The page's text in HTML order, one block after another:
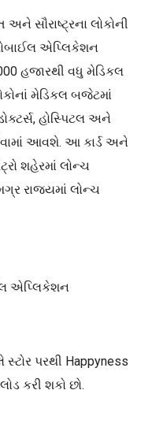
સૌરાષ્ટ્રના લોકોની
એપ્લિકેશન
હજારથી વધુ મેડિકલ
મેડિકલ બજેટમાં
હોસ્પિટલ અને
આવશે. આ કાર્ડ અને
શહેરમાં લોન્ચ
રાજ્યમાં લોન્ચ
એપ્લિકેશન
પરથી Happyness
કરી શકો છો.